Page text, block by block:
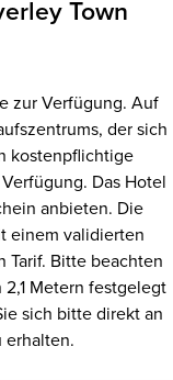
Town
zur Verfügung. Auf
der sich
kostenpflichtige
Das Hotel
anbieten. Die
einem validierten
Tarif. Bitte beachten
Metern festgelegt
sich bitte direkt an
erhalten.